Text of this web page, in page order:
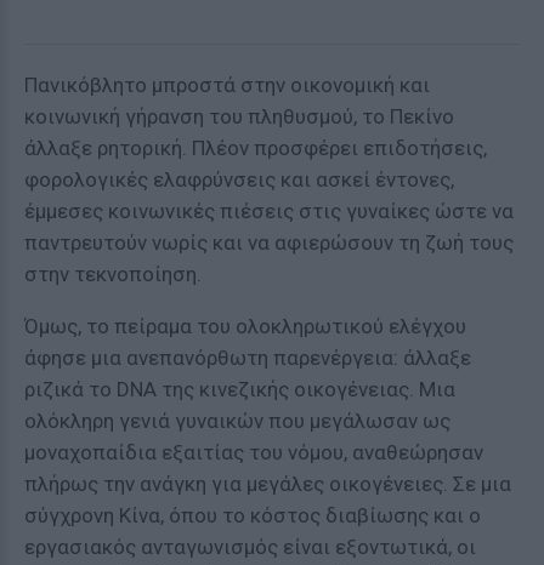
Πανικόβλητο μπροστά στην οικονομική και
κοινωνική γήρανση του πληθυσμού, το Πεκίνο
άλλαξε ρητορική. Πλέον προσφέρει επιδοτήσεις,
φορολογικές ελαφρύνσεις και ασκεί έντονες,
έμμεσες κοινωνικές πιέσεις στις γυναίκες ώστε να
παντρευτούν νωρίς και να αφιερώσουν τη ζωή τους
στην τεκνοποίηση.
Όμως, το πείραμα του ολοκληρωτικού ελέγχου
άφησε μια ανεπανόρθωτη παρενέργεια: άλλαξε
ριζικά το DNA της κινεζικής οικογένειας. Μια
ολόκληρη γενιά γυναικών που μεγάλωσαν ως
μοναχοπαίδια εξαιτίας του νόμου, αναθεώρησαν
πλήρως την ανάγκη για μεγάλες οικογένειες. Σε μια
σύγχρονη Κίνα, όπου το κόστος διαβίωσης και ο
εργασιακός ανταγωνισμός είναι εξοντωτικά, οι